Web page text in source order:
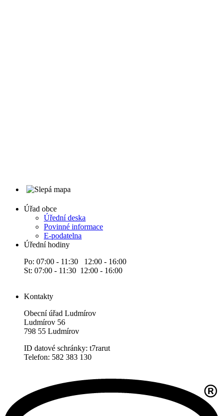
Úřad obce
Úřední deska
Povinné informace
E-podatelna
Úřední hodiny
Po: 07:00 - 11:30 12:00 - 16:00
St: 07:00 - 11:30 12:00 - 16:00
Kontakty
Obecní úřad Ludmírov
Ludmírov 56
798 55 Ludmírov
ID datové schránky: t7rarut
Telefon: 582 383 130